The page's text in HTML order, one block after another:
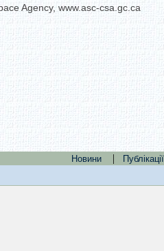
Agency, www.asc-csa.gc.ca
Новини | Публікації